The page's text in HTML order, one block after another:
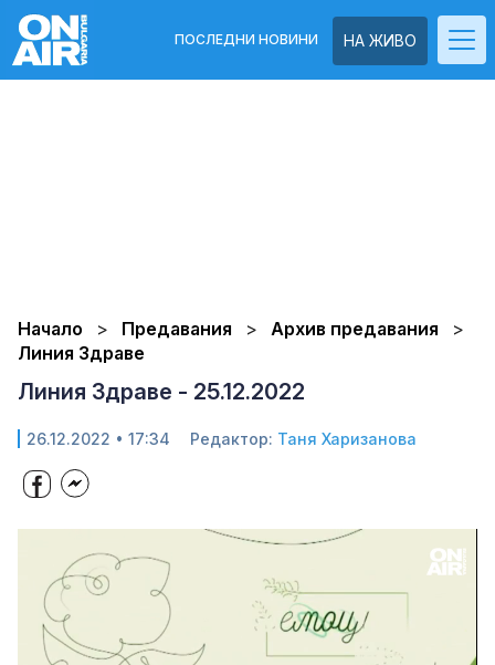
НА ЖИВО
ПОСЛЕДНИ НОВИНИ
Начало Предавания
Архив предавания
Линия Здраве
Линия Здраве - 25.12.2022
26.12.2022 • 17:34 Редактор: Таня Харизанова